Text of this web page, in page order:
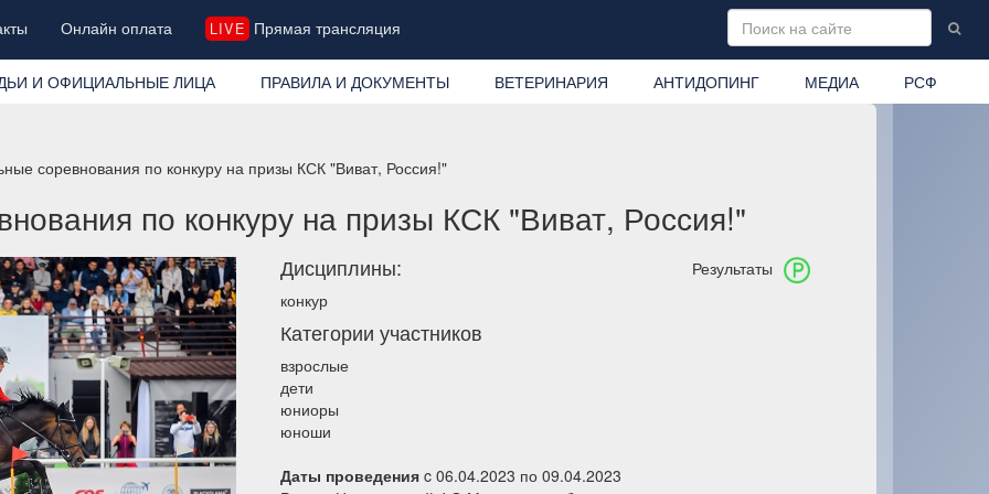
Онлайн оплата LIVE Прямая трансляция
И ОФИЦИАЛЬНЫЕ ЛИЦА ПРАВИЛА И ДОКУМЕНТЫ ВЕТЕРИНАРИЯ АНТИДОПИНГ МЕДИА РСФ
соревнования по конкуру на призы КСК "Виват, Россия!"
по конкуру на призы КСК "Виват, Россия!"
Результаты
Дисциплины:
конкур
Категории участников
взрослые
дети
юниоры
юноши
Даты проведения c 06.04.2023 по 09.04.2023